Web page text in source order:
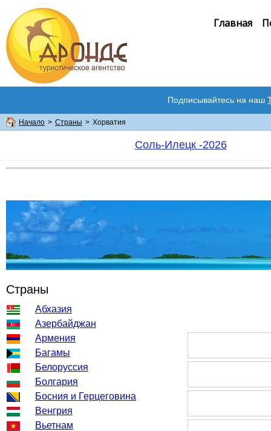
Главная
Подписывайтесь на наш
Начало > Страны > Хорватия
Соль-Илецк -2026
Страны
Абхазия
Азербайджан
Армения
Багамы
Белоруссия
Болгария
Босния и Герцеговина
Венгрия
Вьетнам